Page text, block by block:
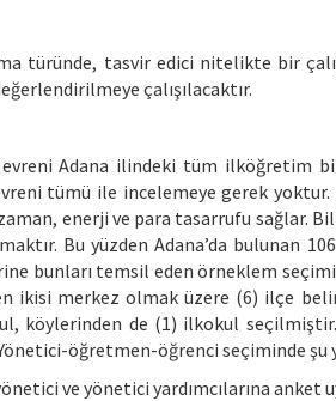
türünde, tasvir edici nitelikte bir
çalışılacaktır.
evreni Adana ilindeki tüm ilköğretim
tümü ile incelemeye gerek
enerji ve para tasarrufu sağlar.
Bu yüzden Adana’da bulunan
bunları temsil eden örneklem
ikisi merkez olmak üzere (6) ilçe
köylerinden de (1) ilkokul
öğretmen-öğrenci seçiminde
ve yönetici yardımcılarına anket